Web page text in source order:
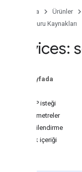
Ana Sayfa Ürünler
Başvuru Kaynakları
Devices:
Bu sayfada
HTTP isteği
Parametreler
Yetkilendirme
İstek içeriği